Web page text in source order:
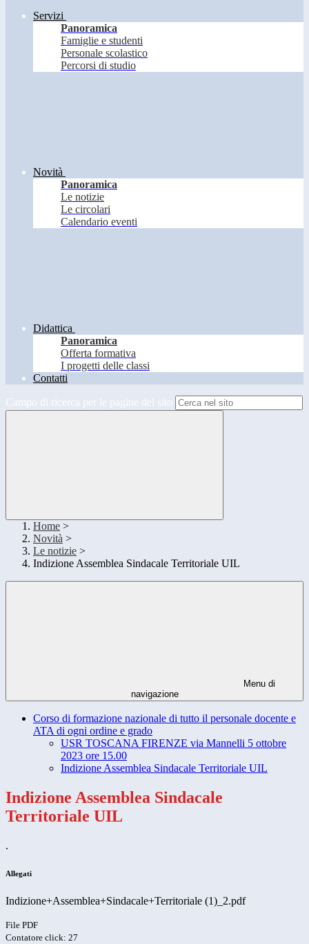
Servizi
Panoramica
Famiglie e studenti
Personale scolastico
Percorsi di studio
Novità
Panoramica
Le notizie
Le circolari
Calendario eventi
Didattica
Panoramica
Offerta formativa
I progetti delle classi
Contatti
Campo di ricerca per le pagine del sito
Home >
Novità >
Le notizie >
Indizione Assemblea Sindacale Territoriale UIL
Menu di
navigazione
Corso di formazione nazionale di tutto il personale docente e
ATA di ogni ordine e grado
USR TOSCANA FIRENZE via Mannelli 5 ottobre
2023 ore 15.00
Indizione Assemblea Sindacale Territoriale UIL
Indizione Assemblea Sindacale
Territoriale UIL
.
Allegati
Indizione+Assemblea+Sindacale+Territoriale (1)_2.pdf
File PDF
Contatore click: 27